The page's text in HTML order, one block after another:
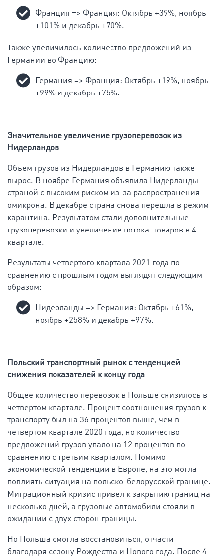
Франция => Франция: Октябрь +39%, ноябрь
+101% и декабрь +70%.
Также увеличилось количество предложений из
Германии во Францию:
Германия => Франция: Октябрь +19%, ноябрь
+99% и декабрь +75%.
Значительное увеличение грузоперевозок из
Нидерландов
Объем грузов из Нидерландов в Германию также
вырос. В ноябре Германия объявила Нидерланды
страной с высоким риском из-за распространения
омикрона. В декабре страна снова перешла в режим
карантина. Результатом стали дополнительные
грузоперевозки и увеличение потока товаров в 4
квартале.
Результаты четвертого квартала 2021 года по
сравнению с прошлым годом выглядят следующим
образом:
Нидерланды => Германия: Октябрь +61%,
ноябрь +258% и декабрь +97%.
Польский транспортный рынок с тенденцией
снижения показателей к концу года
Общее количество перевозок в Польше снизилось в
четвертом квартале. Процент соотношения грузов к
транспорту был на 36 процентов выше, чем в
четвертом квартале 2020 года, но количество
предложений грузов упало на 12 процентов по
сравнению с третьим кварталом. Помимо
экономической тенденции в Европе, на это могла
повлиять ситуация на польско-белорусской границе.
Миграционный кризис привел к закрытию границ на
несколько дней, а грузовые автомобили стояли в
ожидании с двух сторон границы.
Но Польша смогла восстановиться, отчасти
благодаря сезону Рождества и Нового года. После 4-